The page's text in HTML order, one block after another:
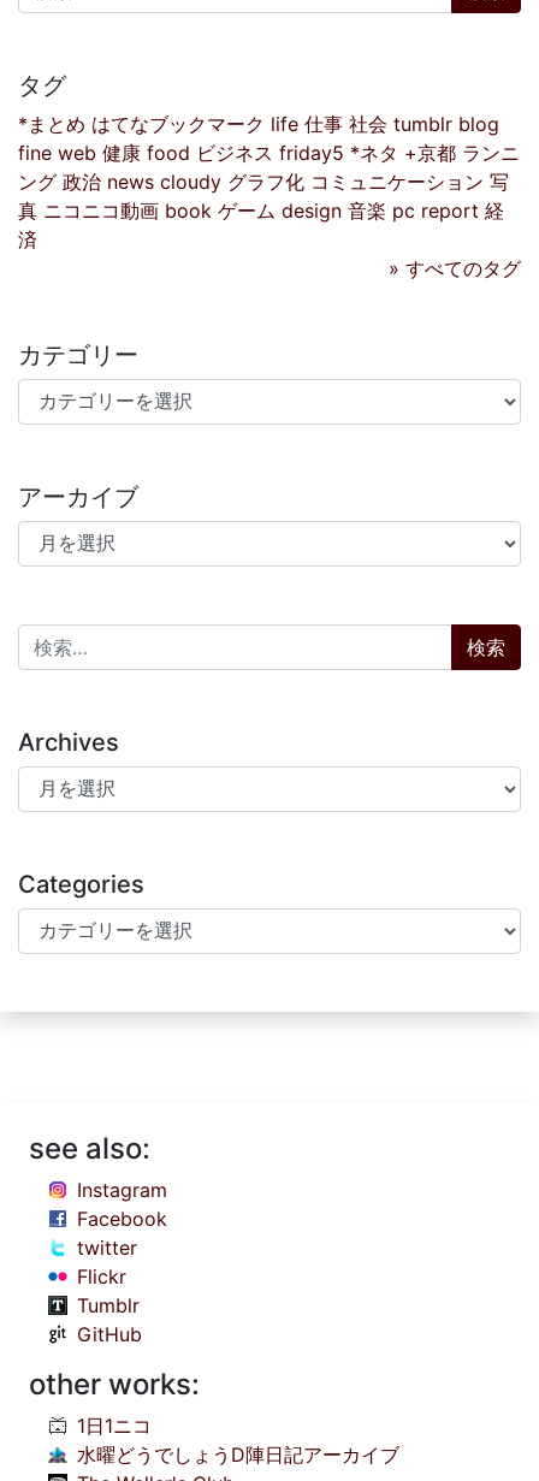
タグ
*まとめ はてなブックマーク life 仕事 社会 tumblr blog
fine web 健康 food ビジネス friday5 *ネタ +京都 ランニ
ング 政治 news cloudy グラフ化 コミュニケーション 写
真 ニコニコ動画 book ゲーム design 音楽 pc report 経
済
» すべてのタグ
カテゴリー
カテゴリー
アーカイブ
アーカイブ
検索:
Archives
Archives
Categories
Categories
see also:
Instagram
Facebook
twitter
Flickr
Tumblr
GitHub
other works:
1日1ニコ
水曜どうでしょうD陣日記アーカイブ